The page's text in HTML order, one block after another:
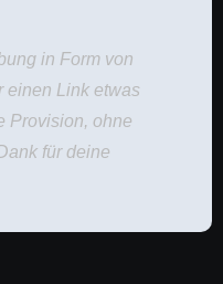
in Form von
einen Link etwas
Provision, ohne
für deine